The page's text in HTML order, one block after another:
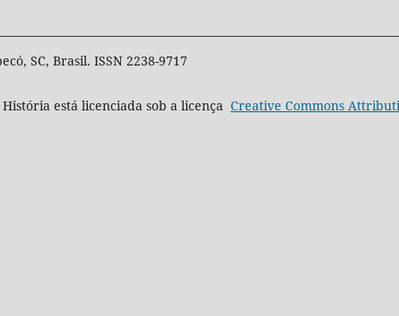
SC, Brasil. ISSN 2238-9717
está licenciada sob a licença Creative Commons